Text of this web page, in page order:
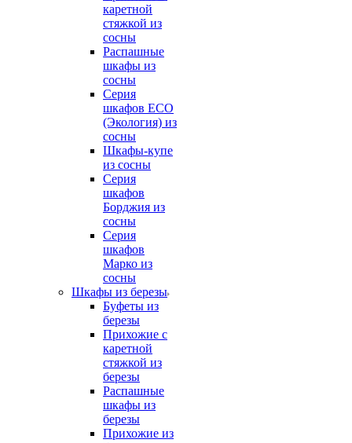
каретной
стяжкой из
сосны
Распашные
шкафы из
сосны
Серия
шкафов ECO
(Экология) из
сосны
Шкафы-купе
из сосны
Серия
шкафов
Борджия из
сосны
Серия
шкафов
Марко из
сосны
Шкафы из березы
Буфеты из
березы
Прихожие с
каретной
стяжкой из
березы
Распашные
шкафы из
березы
Прихожие из